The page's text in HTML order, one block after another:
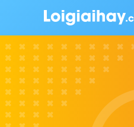
Bài 45. Nguồn gốc
Đề kiểm tra 15 phút -
Chương Các nhóm
Sinh 6
Đề kiểm tra 45 phút -
Chương Các nhóm
Sinh 6